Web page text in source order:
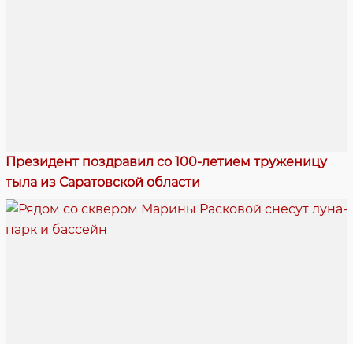
Президент поздравил со 100-летием труженицу
тыла из Саратовской области